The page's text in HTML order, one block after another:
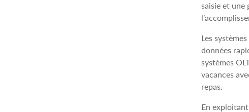
saisie et une
Les
données
systèmes
vacances
repas.
En